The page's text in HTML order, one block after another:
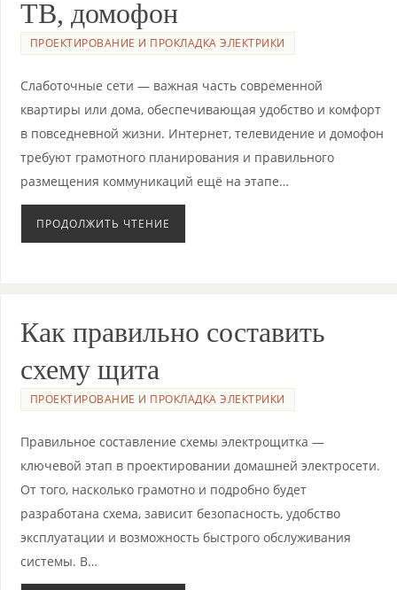
ТВ, домофон
ПРОЕКТИРОВАНИЕ И ПРОКЛАДКА ЭЛЕКТРИКИ
Слаботочные сети — важная часть современной
квартиры или дома, обеспечивающая удобство и комфорт
в повседневной жизни. Интернет, телевидение и домофон
требуют грамотного планирования и правильного
размещения коммуникаций ещё на этапе…
ПРОДОЛЖИТЬ ЧТЕНИЕ
Как правильно составить
схему щита
ПРОЕКТИРОВАНИЕ И ПРОКЛАДКА ЭЛЕКТРИКИ
Правильное составление схемы электрощитка —
ключевой этап в проектировании домашней электросети.
От того, насколько грамотно и подробно будет
разработана схема, зависит безопасность, удобство
эксплуатации и возможность быстрого обслуживания
системы. В…